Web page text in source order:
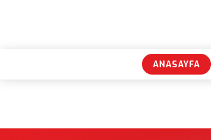
ANASAYFA